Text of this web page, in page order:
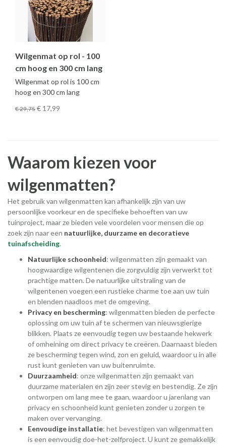
Wilgenmat op rol - 100
cm hoog en 300 cm lang
Wilgenmat op rol is 100 cm
hoog en 300 cm lang
€ 29,75 € 17,99
Waarom kiezen voor
wilgenmatten?
Het gebruik van wilgenmatten kan afhankelijk zijn van uw
persoonlijke voorkeur en de specifieke behoeften van uw
tuinproject, maar ze bieden vele voordelen voor mensen die op
zoek zijn naar een natuurlijke, duurzame en decoratieve
tuinafscheiding.
Natuurlijke schoonheid: wilgenmatten zijn gemaakt van
hoogwaardige wilgentenen die zorgvuldig zijn verwerkt tot
prachtige matten. De natuurlijke uitstraling van de
wilgentenen voegen een rustieke charme toe aan uw tuin
en blenden naadloos met de omgeving.
Privacy en bescherming: wilgenmatten bieden de perfecte
oplossing om uw tuin af te schermen van nieuwsgierige
blikken. Plaats ze eenvoudig tegen uw bestaande hekwerk
of omheining om direct privacy te creëren. Daarnaast bieden
ze bescherming tegen wind, zon en geluid, waardoor u in alle
rust kunt genieten van uw buitenruimte.
Duurzaamheid: onze wilgenmatten zijn gemaakt van
duurzame materialen en zijn zeer stevig en bestendig. Ze zijn
ontworpen om lang mee te gaan, waardoor u jarenlang van
privacy en schoonheid kunt genieten zonder u zorgen te
maken over vervanging.
Eenvoudige installatie: het bevestigen van wilgenmatten
is een eenvoudig doe-het-zelfproject. U kunt ze gemakkelijk